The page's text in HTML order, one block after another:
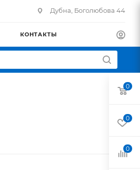
Дубна, Боголюбова 44
КОНТАКТЫ
0
0
0